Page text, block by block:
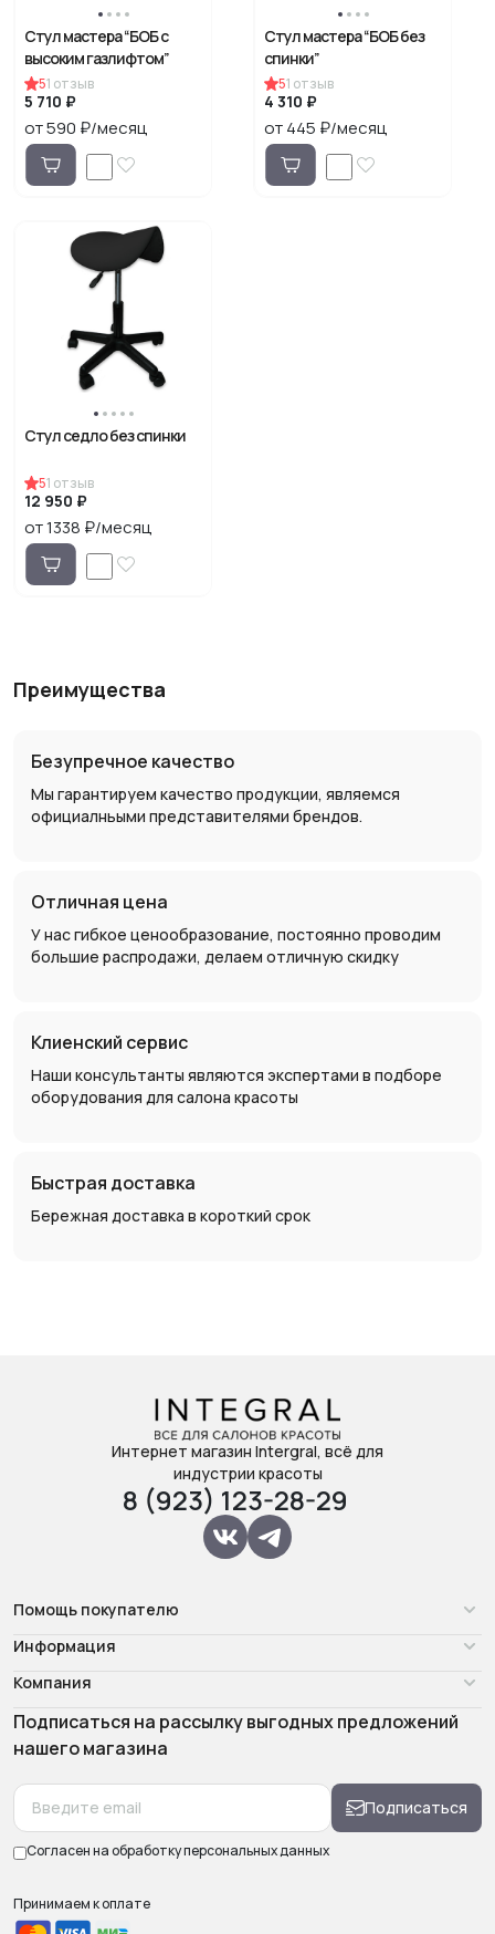
Стул мастера “БОБ с
высоким газлифтом”
51 отзыв
5 710 ₽
от 590 ₽/месяц
Стул мастера “БОБ без
спинки”
51 отзыв
4 310 ₽
от 445 ₽/месяц
Стул седло без спинки
51 отзыв
12 950 ₽
от 1338 ₽/месяц
Преимущества
Безупречное качество
Мы гарантируем качество продукции, являемся
официалньыми представителями брендов.
Отличная цена
У нас гибкое ценообразование, постоянно проводим
большие распродажи, делаем отличную скидку
Клиенский сервис
Наши консультанты являются экспертами в подборе
оборудования для салона красоты
Быстрая доставка
Бережная доставка в короткий срок
Интернет магазин Intergral, всё для
индустрии красоты
8 (923) 123-28-29
Помощь покупателю
Информация
Компания
Подписаться на рассылку выгодных предложений
нашего магазина
Подписаться
Согласен на обработкуперсональных данных
Принимаем к оплате